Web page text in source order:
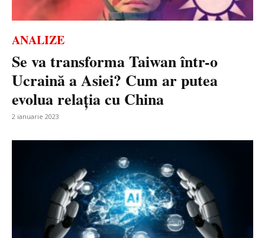
ANALIZE
Se va transforma Taiwan într-o
Ucraină a Asiei? Cum ar putea
evolua relația cu China
2 ianuarie 2023